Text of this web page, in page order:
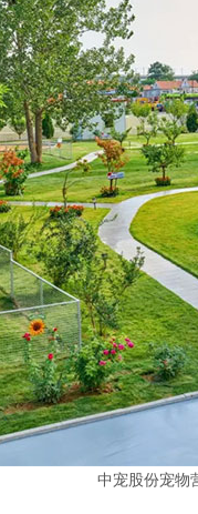
中宠股份宠物